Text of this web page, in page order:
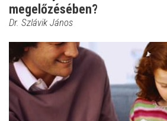
megelőzésében?
Dr. Szlávik János